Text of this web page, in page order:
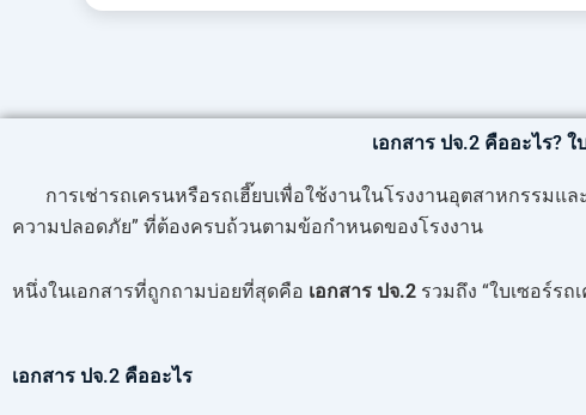
เอกสาร ปจ.2 คืออะไร?
การเช่ารถเครนหรือรถเฮี๊ยบเพื่อใช้งานในโรงงานอุตสาหกรรม
ความปลอดภัย” ที่ต้องครบถ้วนตามข้อกำหนดของโรงงาน
หนึ่งในเอกสารที่ถูกถามบ่อยที่สุดคือ เอกสาร ปจ.2 รวมถึง “ใบเซอร์ร
เอกสาร ปจ.2 คืออะไร